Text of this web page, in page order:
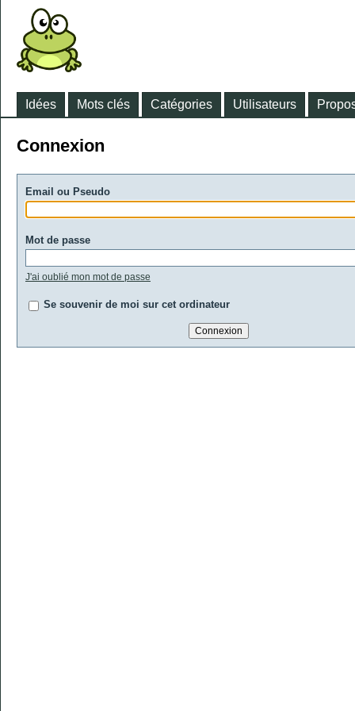
Idées Mots clés Catégories Utilisateurs
Connexion
Email ou Pseudo
Mot de passe
J'ai oublié mon mot de passe
Se souvenir de moi sur cet ordinateur